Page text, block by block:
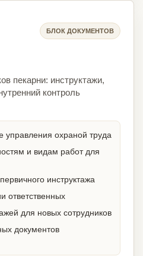
БЛОК ДОКУМЕНТОВ
пекарни: инструктажи,
контроль
управления охраной труда
и видам работ для
инструктажа
ответственных
для новых сотрудников
документов